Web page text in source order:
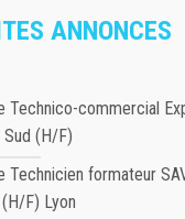
ANNONCES
Technico-commercial
Sud (H/F)
Technicien formateur
F) Lyon